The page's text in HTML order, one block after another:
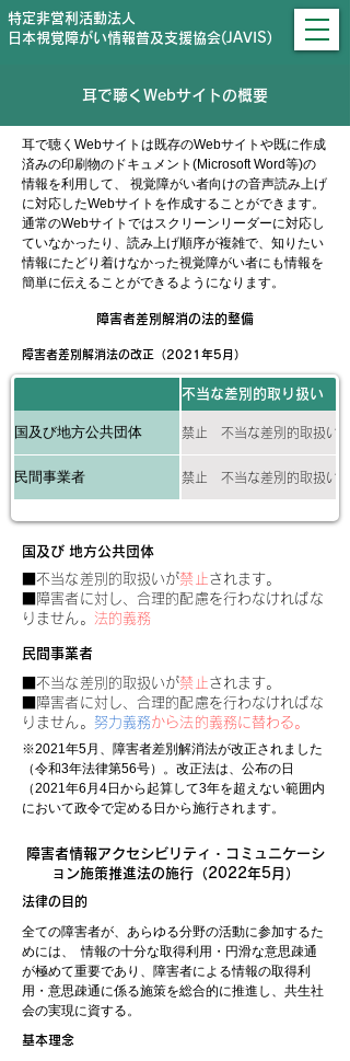
特定非営利活動法人
日本視覚障がい情報普及支援協会(JAVIS)
耳で聴くWebサイトの概要
耳で聴くWebサイトは既存のWebサイトや既に作成
済みの印刷物のドキュメント(Microsoft Word等)の
情報を利用して、 視覚障がい者向けの音声読み上げ
に対応したWebサイトを作成することができます。
通常のWebサイトではスクリーンリーダーに対応し
ていなかったり、読み上げ順序が複雑で、知りたい
情報にたどり着けなかった視覚障がい者にも情報を
簡単に伝えることができるようになります。
障害者差別解消の法的整備
障害者差別解消法の改正（2021年5月）
不当な差別的取り扱い
国及び地方公共団体 禁止 不当な差別的取扱いが
民間事業者 禁止 不当な差別的取扱いが
国及び 地方公共団体
■不当な差別的取扱いが禁止されます。
■障害者に対し、合理的配慮を行わなければな
りません。
法的義務
民間事業者
■不当な差別的取扱いが禁止されます。
■障害者に対し、合理的配慮を行わなければな
りません。 努力義務から法的義務に替わる。
※2021年5月、障害者差別解消法が改正されました
（令和3年法律第56号）。改正法は、公布の日
（2021年6月4日から起算して3年を超えない範囲内
において政令で定める日から施行されます。
障害者情報アクセシビリティ・コミュニケーシ
ョン施策推進法の施行（2022年5月）
​法律の目的
全ての障害者が、あらゆる分野の活動に参加するた
めには、 情報の十分な取得利用・円滑な意思疎通
が極めて重要であり、障害者による情報の取得利
用・意思疎通に係る施策を総合的に推進し、共生社
会の実現に資する。
基本理念